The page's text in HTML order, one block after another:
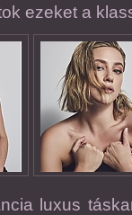
ezeket a
luxus